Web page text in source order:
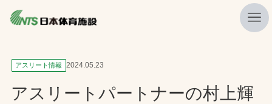
私たちの強み
ニュース
アスリート情報 2024.05.23
アスリートパートナーの村上輝